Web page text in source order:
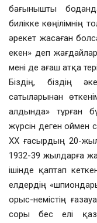
бағынышты
билікке көңілімнің
әрекет жасаған
екен» деп
мені де ағаш атқа
Біздің, біздің
сатыларынан
алдында» тұрған
жүрсін деген оймен
ХХ ғасырдың 20-
1932-39 жылдарға
ішінде қаптап
елдердің
орыс-немістің
соры бес елі